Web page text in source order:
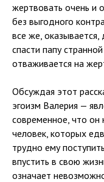
жертвовать очень и
без выгодного
все же,
спасти папу
отваживается на
Обсуждая этот
эгоизм Валерия —
современное, что
человек, которых
трудно ему
впустить в свою
означает